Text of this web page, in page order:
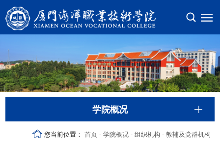
学院概况
您当前位置： 首页- 学院概况- 组织机构 - 教辅及党群机构